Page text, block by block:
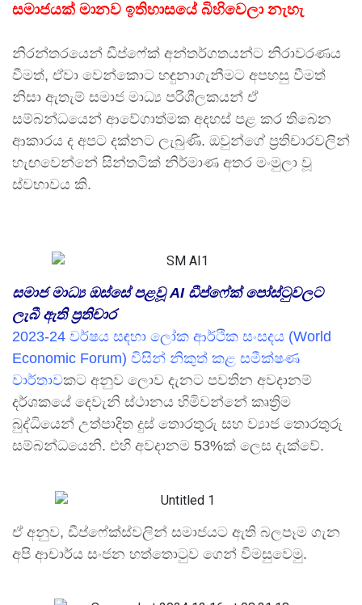
සමාජයක් මානව ඉතිහාසයේ බිහිවෙලා නැහැ
නිරන්තරයෙන් ඩීප්ෆේක් අන්තර්ගතයන්ට නිරාවරණය
වීමත්, ඒවා වෙන්කොට හඳුනාගැනීමට අපහසු වීමත්
නිසා ඇතැම් සමාජ මාධ්‍ය පරිශීලකයන් ඒ
සම්බන්ධයෙන් ආවේගාත්මක අදහස් පළ කර තිබෙන
ආකාරය ද අපට දක්නට ලැබුණි. ඔවුන්ගේ ප්‍රතිචාරවලින්
හැඟවෙන්නේ සින්තටික් නිර්මාණ අතර මංමුලා වූ
ස්වභාවය කි.
සමාජ මාධ්‍ය ඔස්සේ පළවූ AI ඩීප්ෆේක් පෝස්ටුවලට
ලැබී ඇති ප්‍රතිචාර
2023-24 වර්ෂය සඳහා ලෝක ආර්ථික සංසදය (World
Economic Forum) විසින් නිකුත් කළ සමීක්ෂණ
වාර්තාවකට අනුව ලොව දැනට පවතින අවදානම්
දර්ශකයේ දෙවැනි ස්ථානය හිමිවන්නේ කෘත්‍රිම
බුද්ධියෙන් උත්පාදිත දුස් තොරතුරු සහ ව්‍යාජ තොරතුරු
සම්බන්ධයෙනි. එහි අවදානම 53%ක් ලෙස දැක්වේ.
ඒ අනුව, ඩීප්ෆේක්ස්වලින් සමාජයට ඇති බලපෑම ගැන
අපි ආචාර්ය සංජන හත්තොටුව ගෙන් විමසුවෙමු.